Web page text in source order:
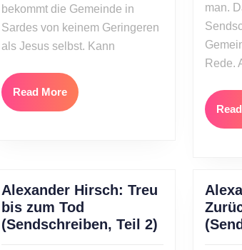
bekommt die Gemeinde in
Sardes von keinem Geringeren
als Jesus selbst. Kann
Read MoreRead
More
man.
Rede.
Alexander Hirsch: Treu
bis zum Tod
(Sendschreiben, Teil 2)Alexander